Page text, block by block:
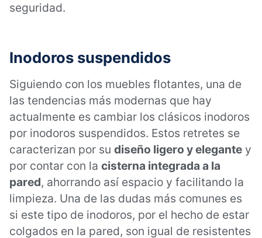
seguridad.
Inodoros suspendidos
Siguiendo con los muebles flotantes, una de
las tendencias más modernas que hay
actualmente es cambiar los clásicos inodoros
por inodoros suspendidos. Estos retretes se
caracterizan por su diseño ligero y elegante y
por contar con la cisterna integrada a la
pared, ahorrando así espacio y facilitando la
limpieza. Una de las dudas más comunes es
si este tipo de inodoros, por el hecho de estar
colgados en la pared, son igual de resistentes